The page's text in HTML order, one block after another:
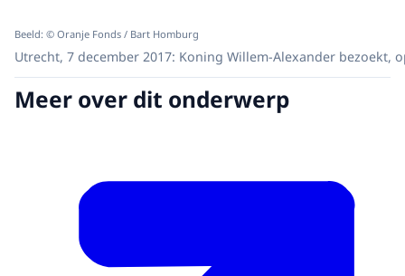
Beeld: © Oranje Fonds / Bart Homburg
Utrecht, 7 december 2017: Koning Willem-Alexander
Meer over dit onderwerp